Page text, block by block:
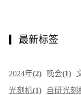
最新标签
2024年(2) 晚会(1)
光刻机(1) 自研光刻